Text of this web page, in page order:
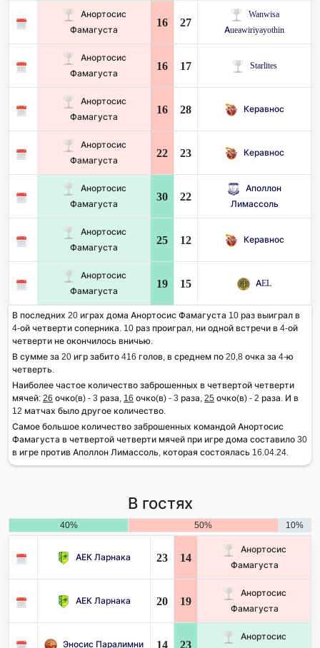
Анортосис
Фамагуста
16 27
Wanwisa
Aueawiriyayothin
Анортосис
Фамагуста
16 17 Starlites
Анортосис
Фамагуста
16 28 Керавнос
Анортосис
Фамагуста
22 23 Керавнос
Анортосис
Фамагуста
30 22
Аполлон
Лимассоль
Анортосис
Фамагуста
25 12 Керавнос
Анортосис
Фамагуста
19 15 AEL
В последних 20 играх дома Анортосис Фамагуста 10 раз выиграл в
4-ой четверти соперника. 10 раз проиграл, ни одной встречи в 4-ой
четверти не окончилось вничью.
В сумме за 20 игр забито 416 голов, в среднем по 20,8 очка за 4-ю
четверть.
Наиболее частое количество заброшенных в четвертой четверти
мячей: 26 очко(в) - 3 раза, 16 очко(в) - 3 раза, 25 очко(в) - 2 раза. И в
12 матчах было другое количество.
Самое большое количество заброшенных командой Анортосис
Фамагуста в четвертой четверти мячей при игре дома составило 30
в игре против Аполлон Лимассоль, которая состоялась 16.04.24.
В гостях
40% 50% 10%
АЕК Ларнака 23 14
Анортосис
Фамагуста
АЕК Ларнака 20 19
Анортосис
Фамагуста
Эносис Паралимни 14 23
Анортосис